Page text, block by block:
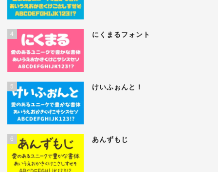
4 にくまるフォント
5 けいふぉんと！
6 あんずもじ